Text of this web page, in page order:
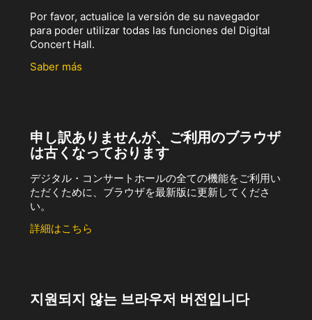
Por favor, actualice la versión de su navegador
para poder utilizar todas las funciones del Digital
Concert Hall.
Saber más
申し訳ありませんが、ご利用のブラウザ
は古くなっております
デジタル・コンサートホールの全ての機能をご利用い
ただくために、ブラウザを最新版に更新してくださ
い。
詳細はこちら
지원되지 않는 브라우저 버전입니다